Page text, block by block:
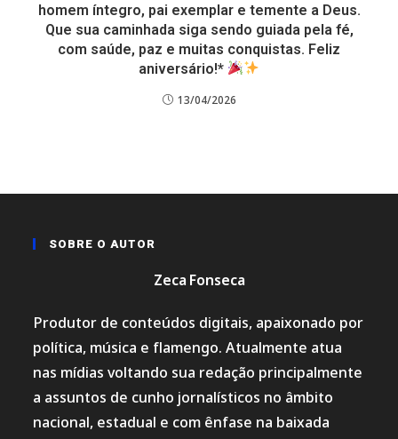
homem íntegro, pai exemplar e temente a Deus.
Que sua caminhada siga sendo guiada pela fé,
com saúde, paz e muitas conquistas. Feliz
aniversário!*
13/04/2026
SOBRE O AUTOR
Zeca Fonseca
Produtor de conteúdos digitais, apaixonado por
política, música e flamengo. Atualmente atua
nas mídias voltando sua redação principalmente
a assuntos de cunho jornalísticos no âmbito
nacional, estadual e com ênfase na baixada